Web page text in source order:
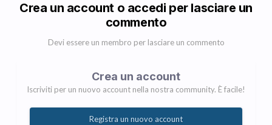
Crea un account o accedi per lasciare un
commento
Devi essere un membro per lasciare un commento
Crea un account
Iscriviti per un nuovo account nella nostra community. È facile!
Registra un nuovo account